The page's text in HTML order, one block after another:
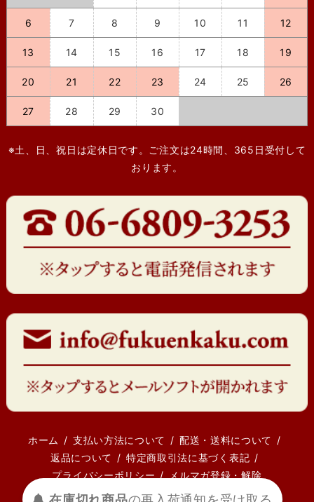
6 7 8 9 10 11 12
13 14 15 16 17 18 19
20 21 22 23 24 25 26
27 28 29 30
※土、日、祝日は定休日です。ご注文は24時間、365日受付して
おります。
ホーム 支払い方法について
配送・送料について
返品について
特定商取引法に基づく表記
プライバシーポリシー
メルマガ登録・解除